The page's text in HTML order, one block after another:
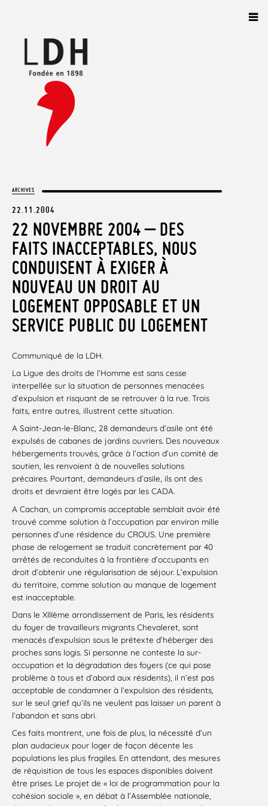
ARCHIVES
22.11.2004
22 NOVEMBRE 2004 – DES
FAITS INACCEPTABLES, NOUS
CONDUISENT À EXIGER À
NOUVEAU UN DROIT AU
LOGEMENT OPPOSABLE ET UN
SERVICE PUBLIC DU LOGEMENT
Communiqué de la LDH.
La Ligue des droits de l’Homme est sans cesse
interpellée sur la situation de personnes menacées
d’expulsion et risquant de se retrouver à la rue. Trois
faits, entre autres, illustrent cette situation.
A Saint-Jean-le-Blanc, 28 demandeurs d’asile ont été
expulsés de cabanes de jardins ouvriers. Des nouveaux
hébergements trouvés, grâce à l’action d’un comité de
soutien, les renvoient à de nouvelles solutions
précaires. Pourtant, demandeurs d’asile, ils ont des
droits et devraient être logés par les CADA.
A Cachan, un compromis acceptable semblait avoir été
trouvé comme solution à l’occupation par environ mille
personnes d’une résidence du CROUS. Une première
phase de relogement se traduit concrètement par 40
arrêtés de reconduites à la frontière d’occupants en
droit d’obtenir une régularisation de séjour. L’expulsion
du territoire, comme solution au manque de logement
est inacceptable.
Dans le XIIIème arrondissement de Paris, les résidents
du foyer de travailleurs migrants Chevaleret, sont
menacés d’expulsion sous le prétexte d’héberger des
proches sans logis. Si personne ne conteste la sur-
occupation et la dégradation des foyers (ce qui pose
problème à tous et d’abord aux résidents), il n’est pas
acceptable de condamner à l’expulsion des résidents,
sur le seul grief qu’ils ne veulent pas laisser un parent à
l’abandon et sans abri.
Ces faits montrent, une fois de plus, la nécessité d’un
plan audacieux pour loger de façon décente les
populations les plus fragiles. En attendant, des mesures
de réquisition de tous les espaces disponibles doivent
être prises. Le projet de « loi de programmation pour la
cohésion sociale », en débat à l’Assemblée nationale,